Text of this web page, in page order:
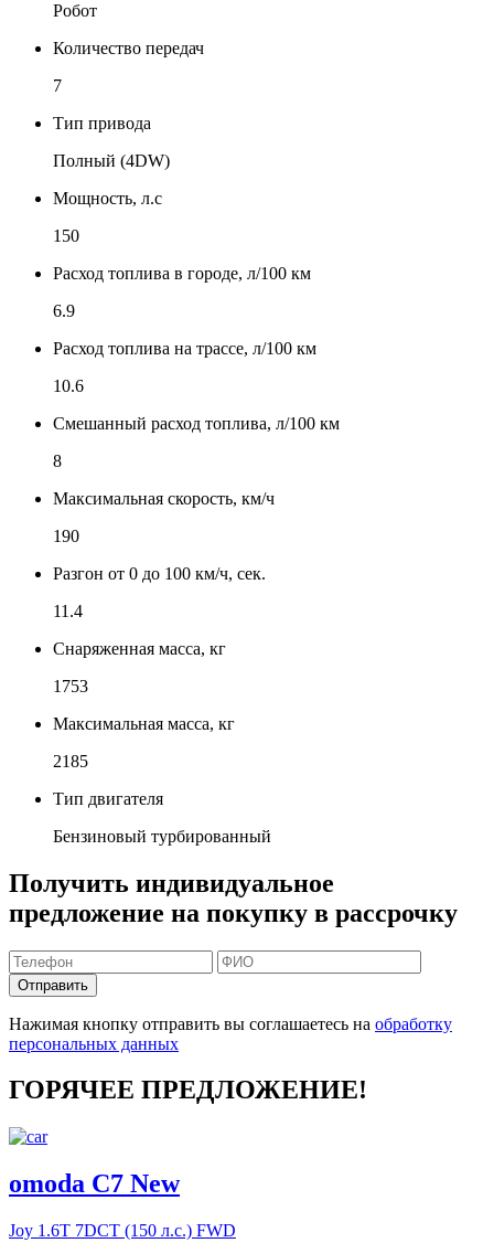
Робот
Количество передач
7
Тип привода
Полный (4DW)
Мощность, л.с
150
Расход топлива в городе, л/100 км
6.9
Расход топлива на трассе, л/100 км
10.6
Смешанный расход топлива, л/100 км
8
Максимальная скорость, км/ч
190
Разгон от 0 до 100 км/ч, сек.
11.4
Снаряженная масса, кг
1753
Максимальная масса, кг
2185
Тип двигателя
Бензиновый турбированный
Получить индивидуальное
предложение на покупку в рассрочку
Отправить
Нажимая кнопку отправить вы соглашаетесь на обработку
персональных данных
ГОРЯЧЕЕ ПРЕДЛОЖЕНИЕ!
omoda C7 New
Joy 1.6T 7DCT (150 л.с.) FWD